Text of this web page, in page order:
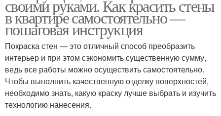
своими руками. Как красить стены
в квартире самостоятельно —
пошаговая инструкция
Покраска стен — это отличный способ преобразить
интерьер и при этом сэкономить существенную сумму,
ведь все работы можно осуществить самостоятельно.
Чтобы выполнить качественную отделку поверхностей,
необходимо знать, какую краску лучше выбрать и изучить
технологию нанесения.